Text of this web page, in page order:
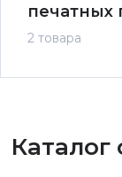
печатных
2 товара
Каталог